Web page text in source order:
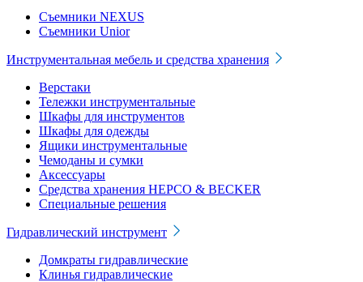
Съемники NEXUS
Съемники Unior
Инструментальная мебель и средства хранения
Верстаки
Тележки инструментальные
Шкафы для инструментов
Шкафы для одежды
Ящики инструментальные
Чемоданы и сумки
Аксессуары
Средства хранения HEPCO & BECKER
Специальные решения
Гидравлический инструмент
Домкраты гидравлические
Клинья гидравлические